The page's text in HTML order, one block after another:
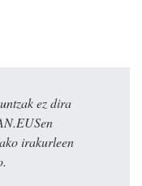
ez dira
irakurleen